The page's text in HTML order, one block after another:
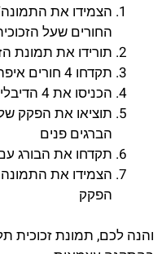
הצמידו את
החורים שעל
תורידו את תמונת
תקדחו 4 חורים איפה שסימנתם
הכניסו את 4 הדיבלים לתוך החורים
תוציאו את הפקק
הברגים פנים
תקדחו את הבורג עם
הצמידו את
הפקק
והנה לכם, תמונת זכוכית